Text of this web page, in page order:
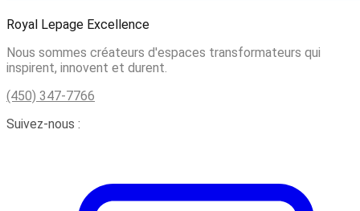
Royal Lepage Excellence
Nous sommes créateurs d'espaces transformateurs qui
inspirent, innovent et durent.
(450) 347-7766
Suivez-nous :